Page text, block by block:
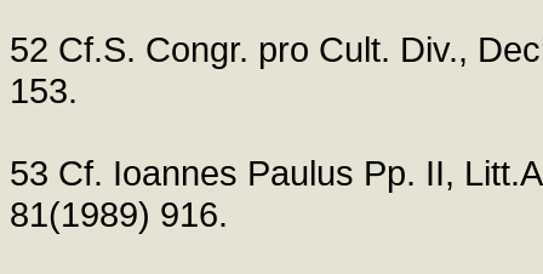
52 Cf.S. Congr. pro Cult. Div.,
153.
53 Cf. Ioannes Paulus Pp. II,
81(1989) 916.